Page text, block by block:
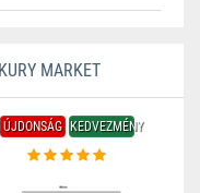
MARKET
ÚJDONSÁG KEDVEZMÉNY